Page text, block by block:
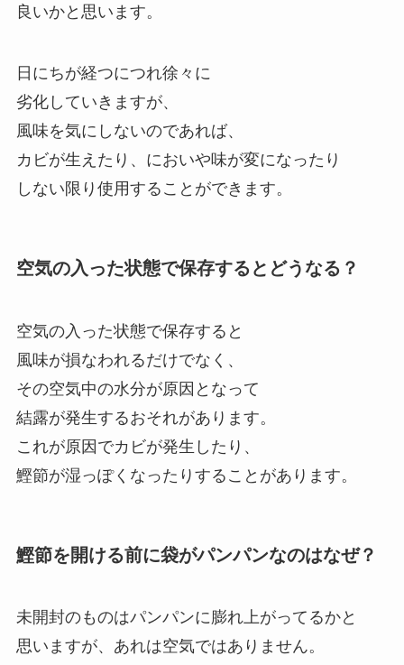
良いかと思います。
日にちが経つにつれ徐々に
劣化していきますが、
風味を気にしないのであれば、
カビが生えたり、においや味が変になったり
しない限り使用することができます。
空気の入った状態で保存するとどうなる？
空気の入った状態で保存すると
風味が損なわれるだけでなく、
その空気中の水分が原因となって
結露が発生するおそれがあります。
これが原因でカビが発生したり、
鰹節が湿っぽくなったりすることがあります。
鰹節を開ける前に袋がパンパンなのはなぜ？
未開封のものはパンパンに膨れ上がってるかと
思いますが、あれは空気ではありません。